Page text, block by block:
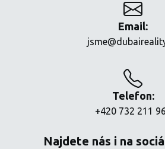
Email:
Telefon:
+420 732 211
Najdete nás i na